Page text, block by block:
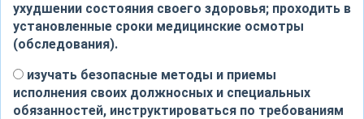
ухудшении состояния своего здоровья; проходить в
установленные сроки медицинские осмотры
(обследования).
изучать безопасные методы и приемы
исполнения своих должносных и специальных
обязанностей, инструктироваться по требованиям